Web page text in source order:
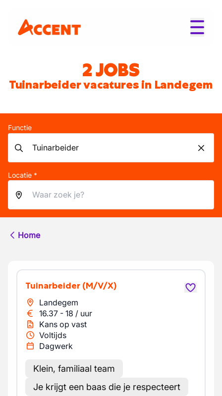
2 JOBS
Tuinarbeider vacatures in Landegem
Functie
Locatie *
Home
Tuinarbeider (M/V/X)
Landegem
16.37 - 18 / uur
Kans op vast
Voltijds
Dagwerk
Klein, familiaal team
Je krijgt een baas die je respecteert